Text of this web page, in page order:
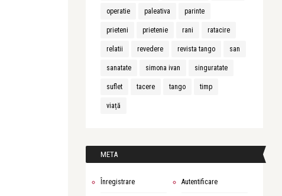
operatie paleativa parinte
prieteni prietenie rani ratacire
relatii revedere revista tango san
sanatate simona ivan singuratate
suflet tacere tango timp
viață
META
Înregistrare Autentificare